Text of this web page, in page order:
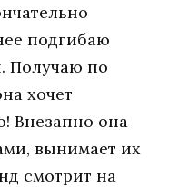
подгибаю
Получаю по
хочет
Внезапно она
вынимает их
смотрит на